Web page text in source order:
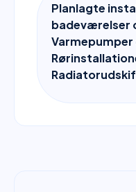
Planlagte
badeværelser
Varmepumper